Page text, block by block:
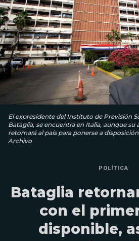
El expresidente del Instituto de Previsión
Bataglia, se encuentra en Italia, aunque su
retornará al país para ponerse a
Archivo
POLÍTICA
Bataglia
con el
disponible,